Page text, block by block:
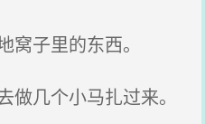
子里的东西。
几个小马扎过来。